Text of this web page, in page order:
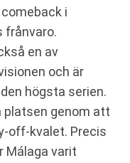
i
frånvaro.
en av
och är
högsta serien.
platsen genom att
off-kvalet. Precis
Málaga varit